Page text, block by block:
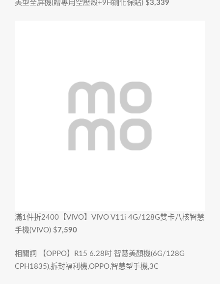
美型全屏機(贈專用空壓殼+9H鋼化保貼) $3,339
滿1件折2400 【VIVO】VIVO V11i 4G/128G雙卡八核智慧
手機(VIVO) $7,590
相關詞 【OPPO】R15 6.28吋 智慧美顏機(6G/128G
CPH1835),拆封福利機,OPPO,智慧型手機,3C